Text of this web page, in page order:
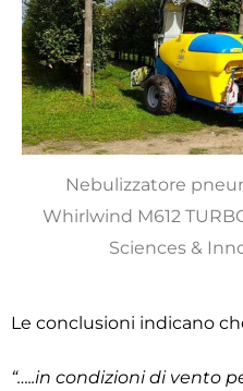
Nebulizzatore
Whirlwind M612
Sciences &
Le conclusioni indicano
“…..in condizioni di vento